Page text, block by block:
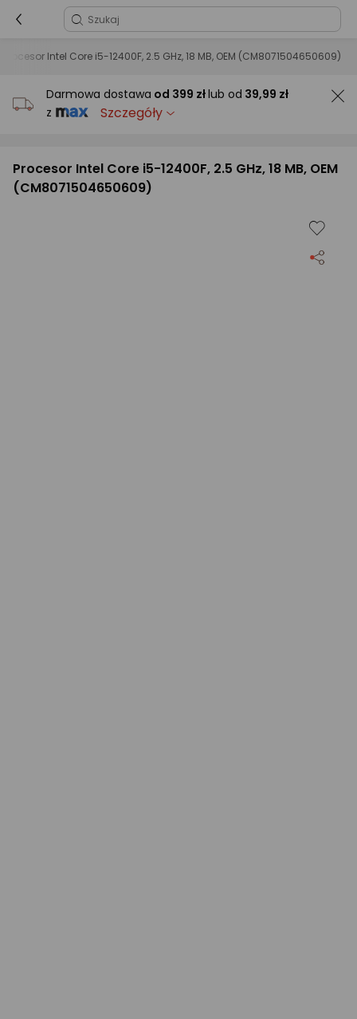
Procesor Intel Core i5-12400F, 2.5 GHz, 18 MB, OEM (CM8071504650609)
Darmowa dostawa od 399 złlub od 39,99 zł
z
Szczegóły
Procesor Intel Core i5-12400F, 2.5 GHz, 18 MB, OEM
(CM8071504650609)